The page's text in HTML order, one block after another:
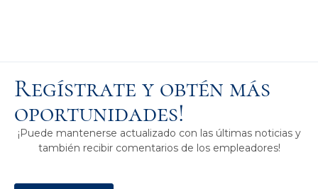
Regístrate y obtén más
oportunidades!
¡Puede mantenerse actualizado con las últimas noticias y
también recibir comentarios de los empleadores!